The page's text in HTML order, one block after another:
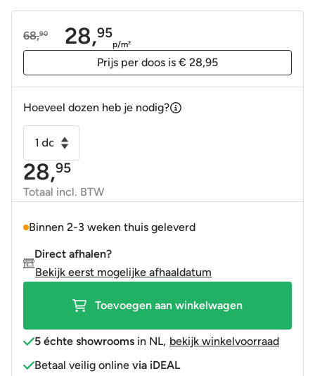
68,90
Oorspronkelijke
28,95
Huidige
p/m2
Prijs per doos is € 28,95
Hoeveel dozen heb je nodig?
15x15
cm
Artic
creme
hueso
look
aantal
28,95
Totaal incl. BTW
Binnen 2-3 weken thuis geleverd
Direct afhalen?
Bekijk eerst mogelijke afhaaldatum
Toevoegen aan winkelwagen
5 échte showrooms in NL, bekijk winkelvoorraad
Betaal veilig online via iDEAL